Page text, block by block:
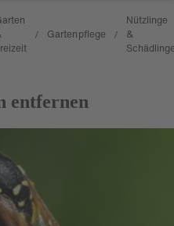
/ Gartenpflege /
Nützlinge
&
entfernen